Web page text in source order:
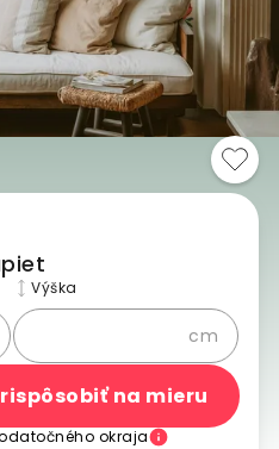
Výška
cm
na mieru
okraja